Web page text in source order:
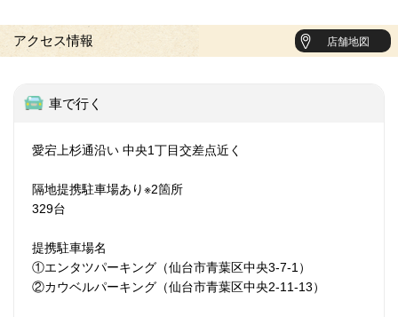
アクセス情報 店舗地図
車で行く
愛宕上杉通沿い 中央1丁目交差点近く
隔地提携駐車場あり※2箇所
329台
提携駐車場名
①エンタツパーキング（仙台市青葉区中央3-7-1）
②カウベルパーキング（仙台市青葉区中央2-11-13）